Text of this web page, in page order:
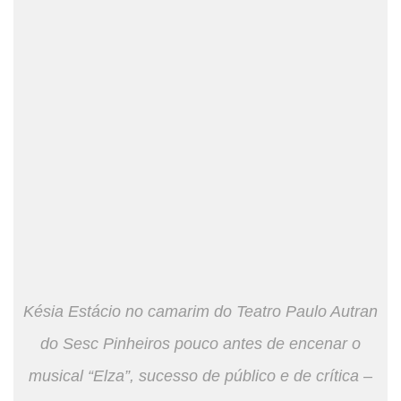
Késia Estácio no camarim do Teatro Paulo Autran
do Sesc Pinheiros pouco antes de encenar o
musical “Elza”, sucesso de público e de crítica –